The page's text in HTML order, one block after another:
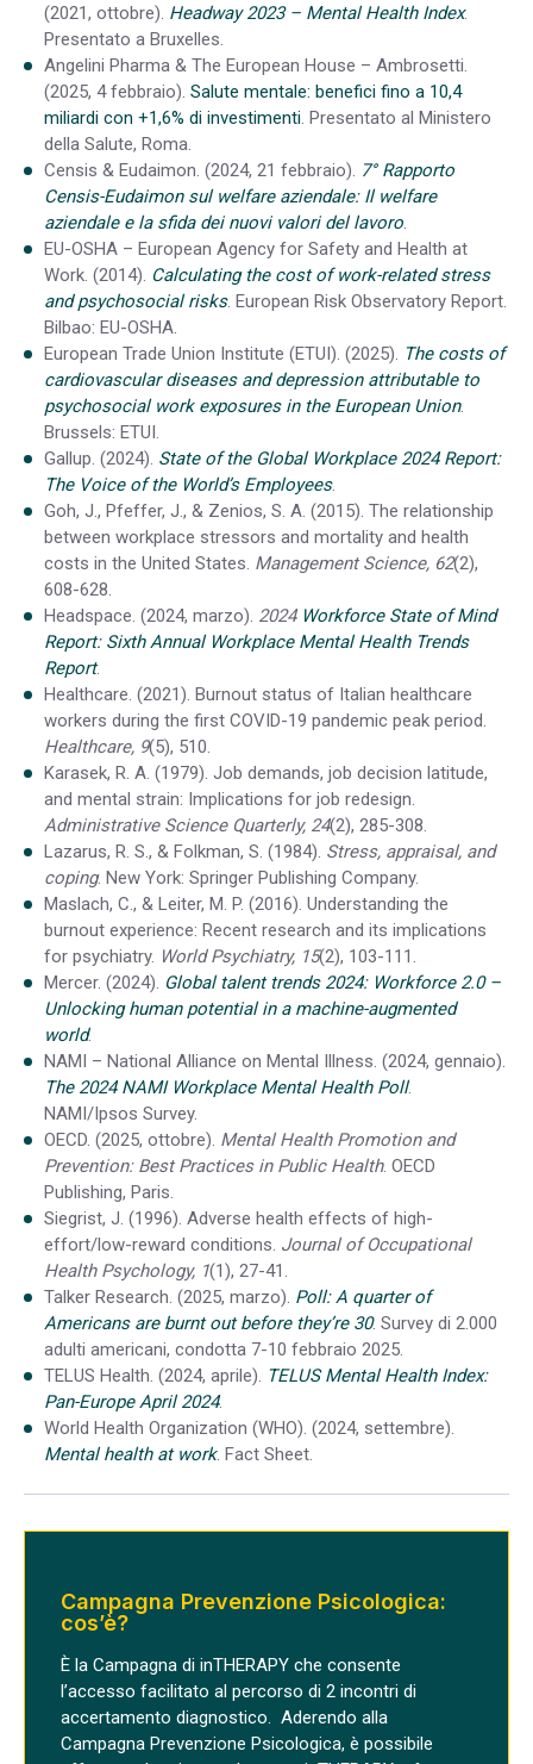
(2021, ottobre). Headway 2023 – Mental Health Index.
Presentato a Bruxelles.
Angelini Pharma & The European House – Ambrosetti.
(2025, 4 febbraio). Salute mentale: benefici fino a 10,4
miliardi con +1,6% di investimenti . Presentato al Ministero
della Salute, Roma.
Censis & Eudaimon. (2024, 21 febbraio).
7° Rapporto
Censis-Eudaimon sul welfare aziendale: Il welfare
aziendale e la sfida dei nuovi valori del lavoro
EU-OSHA – European Agency for Safety and Health at
Work. (2014). Calculating the cost of work-related stress
and psychosocial risks. European Risk Observatory Report.
Bilbao: EU-OSHA.
European Trade Union Institute (ETUI). (2025). The costs of
cardiovascular diseases and depression attributable to
psychosocial work exposures in the European Union.
Brussels: ETUI.
Gallup. (2024). State of the Global Workplace 2024 Report:
The Voice of the World’s Employees.
Goh, J., Pfeffer, J., & Zenios, S. A. (2015). The relationship
between workplace stressors and mortality and health
costs in the United States. Management Science, 62(2),
608-628.
Headspace. (2024, marzo). 2024 Workforce State of Mind
Report: Sixth Annual Workplace Mental Health Trends
Report.
Healthcare. (2021). Burnout status of Italian healthcare
workers during the first COVID-19 pandemic peak period.
Healthcare, 9(5), 510.
Karasek, R. A. (1979). Job demands, job decision latitude,
and mental strain: Implications for job redesign.
Administrative Science Quarterly, 24(2), 285-308.
Lazarus, R. S., & Folkman, S. (1984). Stress, appraisal, and
coping. New York: Springer Publishing Company.
Maslach, C., & Leiter, M. P. (2016). Understanding the
burnout experience: Recent research and its implications
for psychiatry. World Psychiatry, 15(2), 103-111.
Mercer. (2024). Global talent trends 2024: Workforce 2.0 –
Unlocking human potential in a machine-augmented
world.
NAMI – National Alliance on Mental Illness. (2024, gennaio).
The 2024 NAMI Workplace Mental Health Poll.
NAMI/Ipsos Survey.
OECD. (2025, ottobre). Mental Health Promotion and
Prevention: Best Practices in Public Health. OECD
Publishing, Paris.
Siegrist, J. (1996). Adverse health effects of high-
effort/low-reward conditions. Journal of Occupational
Health Psychology, 1(1), 27-41.
Talker Research. (2025, marzo). Poll: A quarter of
Americans are burnt out before they’re 30. Survey di 2.000
adulti americani, condotta 7-10 febbraio 2025.
TELUS Health. (2024, aprile). TELUS Mental Health Index:
Pan-Europe April 2024.
World Health Organization (WHO). (2024, settembre).
Mental health at work. Fact Sheet.
Campagna Prevenzione Psicologica:
cos’è?
È la Campagna di inTHERAPY che consente
l’accesso facilitato al percorso di 2 incontri di
accertamento diagnostico. Aderendo alla
Campagna Prevenzione Psicologica, è possibile